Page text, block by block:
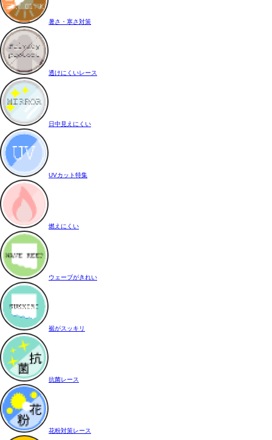
暑さ・寒さ対策
透けにくいレース
日中見えにくい
UVカット特集
燃えにくい
ウェーブがきれい
裾がスッキリ
抗菌レース
花粉対策レース